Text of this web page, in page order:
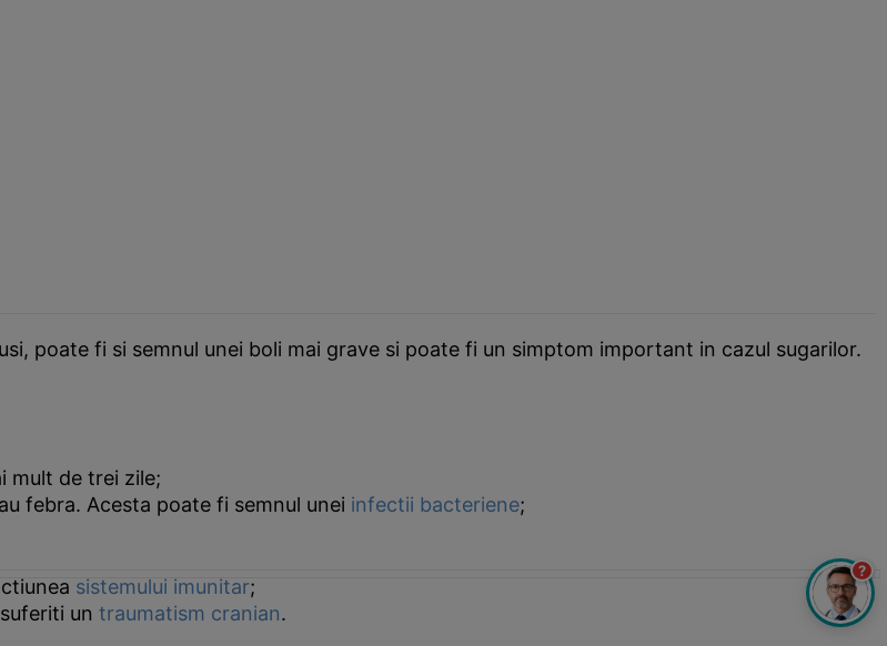
poate fi si semnul unei boli mai grave si poate fi un simptom important in cazul sugarilor.
mult de trei zile;
febra. Acesta poate fi semnul unei infectii bacteriene;
sistemului imunitar;
un traumatism cranian.
?